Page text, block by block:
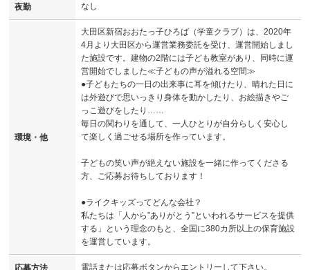
夜勤 なし
環境・他
大田区新宿おおたっ子ひろば（学童クラブ）は、2020年
4月より大田区から運営業務委託を受け、運営開始しまし
た施設です。建物の2階には子ども教室があり、同時に運
営開始でしました≪子どもの声が溢れる空間≫
●子どもたちの一日の出来事に耳を傾けたり、晴れた日に
は外遊びで思いっきり身体を動かしたり、お絵描きやご
っこ遊びをしたり……
毎日の関わりを通して、一人ひとりが自分らしく安心し
て楽しく過ごせる場所を作っています。
子どもの笑い声が絶えない施設を一緒に作ってくださる
方、ご応募お待ちしております！
●ライクキッズってどんな会社？
私たちは「人から”ありがとう”といわれるサービスを提供
する」という理念のもと、全国に380カ所以上の保育施設
を運営しています。
応募方法 電話または応募ボタンからエントリーして下さい。